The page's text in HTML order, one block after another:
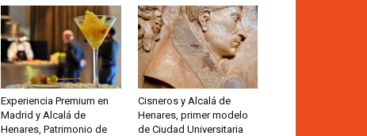
Experiencia Premium en
Madrid y Alcalá de
Henares, Patrimonio de
Cisneros y Alcalá de
Henares, primer modelo
de Ciudad Universitaria